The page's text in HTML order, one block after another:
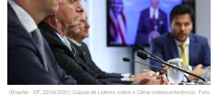
(Brasília - DF, 22/04/2021) Cúpula de Líderes sobre o Clima (videoconferência). Foto: